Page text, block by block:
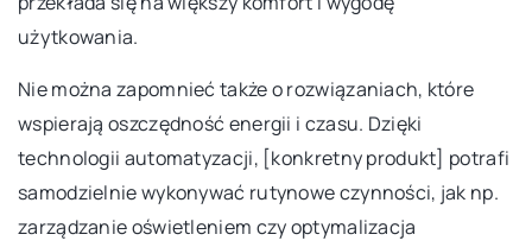
użytkowania.
Nie można zapomnieć także o rozwiązaniach, które
wspierają oszczędność energii i czasu. Dzięki
technologii automatyzacji, [konkretny produkt] potrafi
samodzielnie wykonywać rutynowe czynności, jak np.
zarządzanie oświetleniem czy optymalizacja